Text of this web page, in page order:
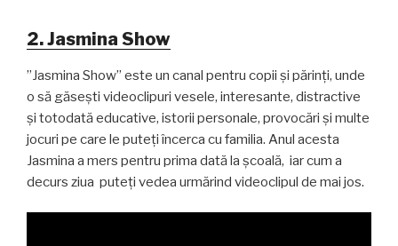
2. Jasmina Show
”Jasmina Show” este un canal pentru copii și părinți, unde
o să găsești videoclipuri vesele, interesante, distractive
și totodată educative, istorii personale, provocări și multe
jocuri pe care le puteți încerca cu familia. Anul acesta
Jasmina a mers pentru prima dată la școală, iar cum a
decurs ziua puteți vedea urmărind videoclipul de mai jos.